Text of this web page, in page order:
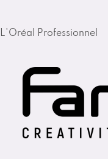
L'Oréal Professionnel